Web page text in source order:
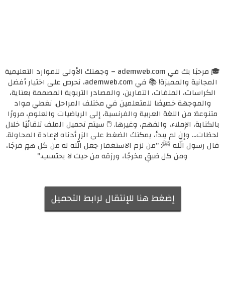
🎓 مرحبًا بك في ademweb.com – وجهتك الأولى للموارد التعليمية
المجانية والمميزة! 📚 في ademweb.com، نحرص على اختيار أفضل
الكراسات، الملفات، التمارين، والمصادر التربوية المصممة بعناية،
والموجهة خصيصًا للمتعلمين في مختلف المراحل. نغطي مواد
متنوعة: من اللغة العربية والفرنسية، إلى الرياضيات والعلوم، مرورًا
بالكتابة، الإملاء، والفهم، وغيرها. 🖱️ سيتم تحميل الملف تلقائيًا خلال
لحظات... وإن لم يبدأ، يمكنك الضغط على الزر أدناه لإعادة المحاولة.
قال رسول الله ﷺ: "من لزم الاستغفار جعل الله له من كل همٍ فرجًا،
ومن كل ضيقٍ مخرجًا، ورزقه من حيث لا يحتسب."
إضغط هنا للإنتقال لرابط التحميل